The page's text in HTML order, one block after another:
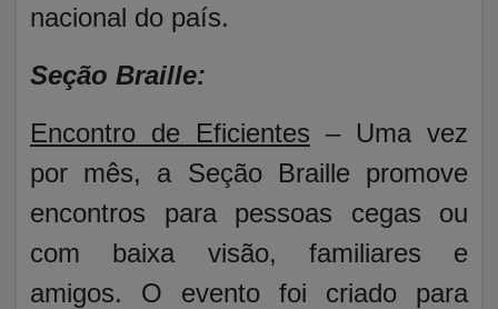
nacional do país.
Seção Braille:
Encontro de Eficientes – Uma vez
por mês, a Seção Braille promove
encontros para pessoas cegas ou
com baixa visão, familiares e
amigos. O evento foi criado para